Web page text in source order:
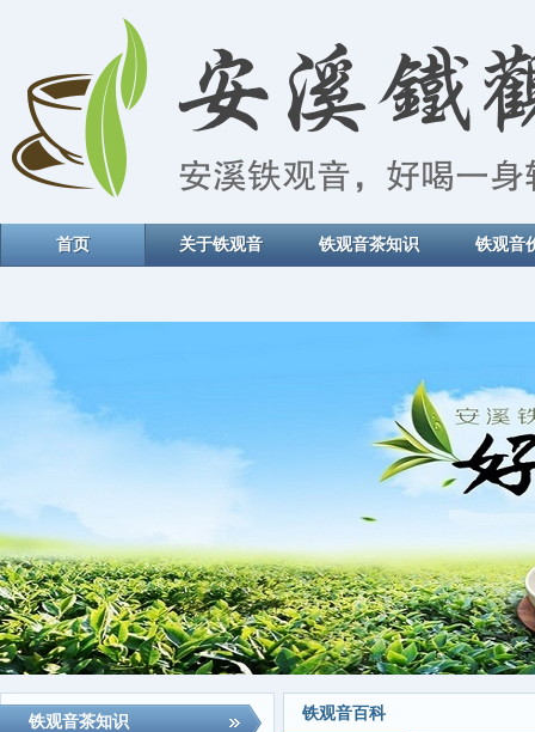
首页 关于铁观音 铁观音茶知识 铁观音
铁观音茶知识 铁观音百科